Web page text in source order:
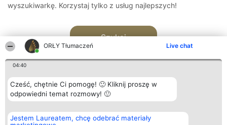
ORŁY Tłumaczeń Live chat
04:40
Cześć, chętnie Ci pomogę! 🙂 Kliknij proszę w
odpowiedni temat rozmowy! 🙂
Jestem Laureatem, chcę odebrać materiały
wyszukiwarkę. Korzystaj tylko z usług najlepszych!
Szukaj
Organizator plebiscytu
Bright Side Solutions sp. z o.
Plebiscyt
Laureaci
Kontakt
Kontakt